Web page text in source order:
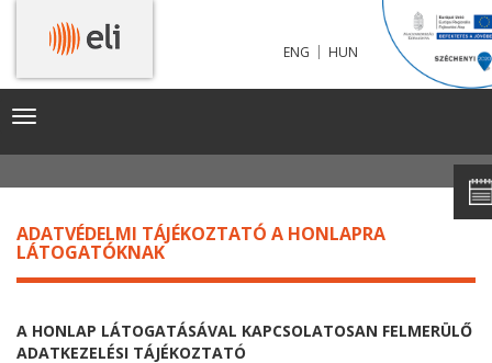
ENG | HUN
Toggle
ADATVÉDELMI TÁJÉKOZTATÓ A HONLAPRA
LÁTOGATÓKNAK
A HONLAP LÁTOGATÁSÁVAL KAPCSOLATOSAN FELMERÜLŐ
ADATKEZELÉSI TÁJÉKOZTATÓ